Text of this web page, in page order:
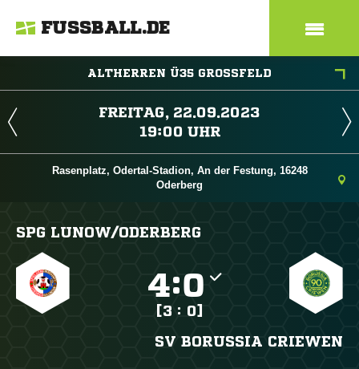
FUSSBALL.DE
ALTHERREN Ü35 GROSSFELD
 
 
Rasenplatz, Odertal-Stadion, An der Festung, 16248
Oderberg
SPG LUNOW/​ODERBERG
:
[3 : 0]
SV BORUSSIA CRIEWEN